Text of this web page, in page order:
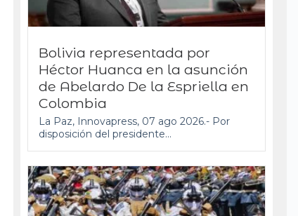
Bolivia representada por
Héctor Huanca en la asunción
de Abelardo De la Espriella en
Colombia
La Paz, Innovapress, 07 ago 2026.- Por
disposición del presidente...